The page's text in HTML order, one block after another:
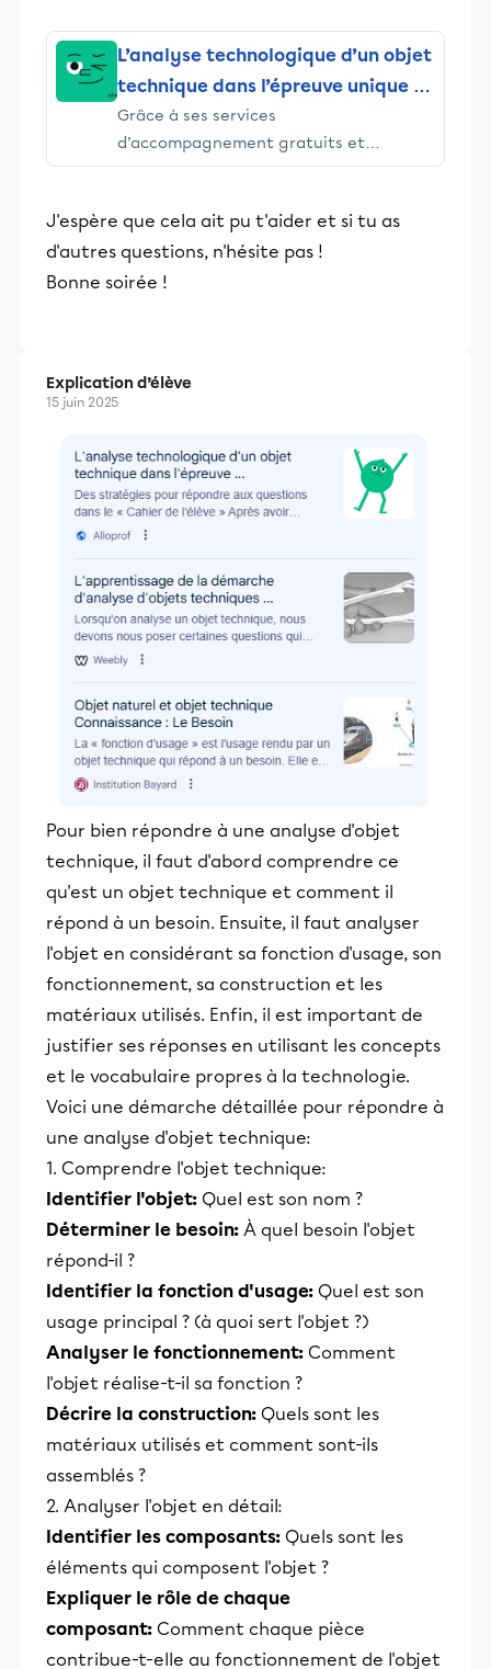
L’analyse technologique d’un objet
technique dans l’épreuve unique en
ST et en ATS
Grâce à ses services
d’accompagnement gratuits et
stimulants, Alloprof engage les élèves
éducative.
J'espère que cela ait pu t'aider et si tu as
d'autres questions, n'hésite pas !
Bonne soirée !
Explication d’élève
15 juin 2025
Pour bien répondre à une analyse d'objet
technique, il faut d'abord comprendre ce
qu'est un objet technique et comment il
répond à un besoin. Ensuite, il faut analyser
l'objet en considérant sa fonction d'usage, son
fonctionnement, sa construction et les
matériaux utilisés. Enfin, il est important de
justifier ses réponses en utilisant les concepts
et le vocabulaire propres à la technologie.
Voici une démarche détaillée pour répondre à
une analyse d'objet technique:
1. Comprendre l'objet technique:
Identifier l'objet: Quel est son nom ?
Déterminer le besoin: À quel besoin l'objet
répond-il ?
Identifier la fonction d'usage: Quel est son
usage principal ? (à quoi sert l'objet ?)
Analyser le fonctionnement: Comment
l'objet réalise-t-il sa fonction ?
Décrire la construction: Quels sont les
matériaux utilisés et comment sont-ils
assemblés ?
2. Analyser l'objet en détail:
Identifier les composants: Quels sont les
éléments qui composent l'objet ?
Expliquer le rôle de chaque
composant: Comment chaque pièce
contribue-t-elle au fonctionnement de l'objet